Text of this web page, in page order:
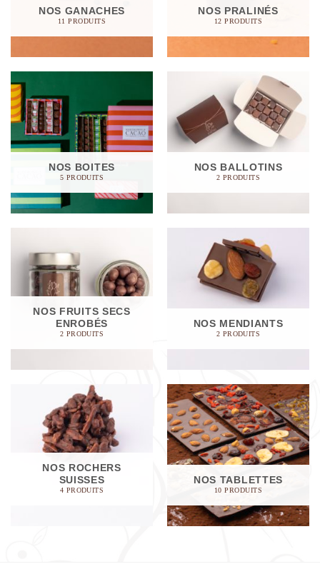
NOS GANACHES
11 PRODUITS
NOS PRALINÉS
12 PRODUITS
NOS BOITES
5 PRODUITS
NOS BALLOTINS
2 PRODUITS
NOS FRUITS SECS
ENROBÉS
2 PRODUITS
NOS MENDIANTS
2 PRODUITS
NOS ROCHERS
SUISSES
4 PRODUITS
NOS TABLETTES
10 PRODUITS